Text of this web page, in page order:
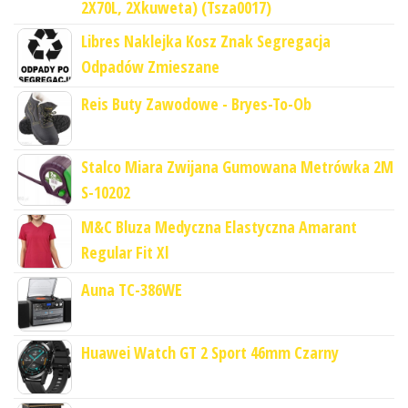
2X70L, 2Xkuweta) (Tsza0017)
Libres Naklejka Kosz Znak Segregacja
Odpadów Zmieszane
Reis Buty Zawodowe - Bryes-To-Ob
Stalco Miara Zwijana Gumowana Metrówka 2M
S-10202
M&C Bluza Medyczna Elastyczna Amarant
Regular Fit Xl
Auna TC-386WE
Huawei Watch GT 2 Sport 46mm Czarny